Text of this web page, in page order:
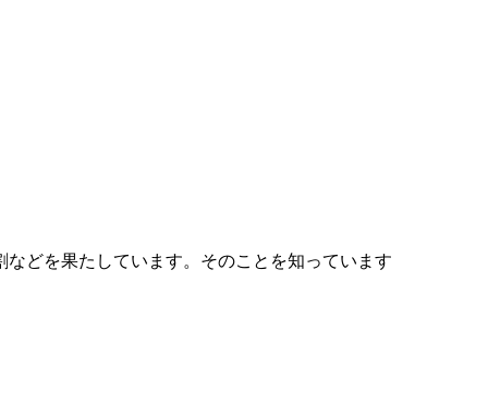
どを果たしています。そのことを知っています